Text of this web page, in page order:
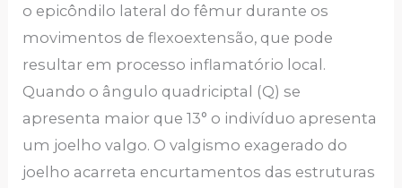
o epicôndilo lateral do fêmur durante os
movimentos de flexoextensão, que pode
resultar em processo inflamatório local.
Quando o ângulo quadriciptal (Q) se
apresenta maior que 13° o indivíduo apresenta
um joelho valgo. O valgismo exagerado do
joelho acarreta encurtamentos das estruturas